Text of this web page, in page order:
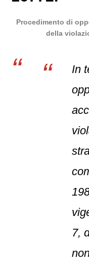
Procedimento di
della
In
7,